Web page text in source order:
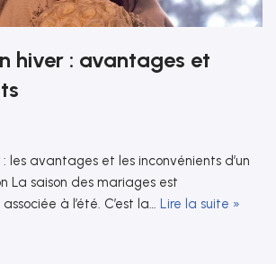
hiver : avantages et
les avantages et les inconvénients d’un
La saison des mariages est
à l’été. C’est la… Lire la suite »